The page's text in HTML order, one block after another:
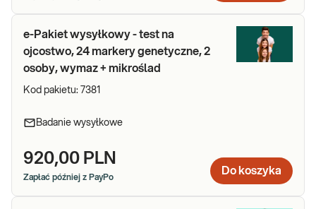
e-Pakiet wysyłkowy - test na
ojcostwo, 24 markery genetyczne, 2
osoby, wymaz + mikroślad
Kod pakietu: 7381
Badanie wysyłkowe
920,00 PLN
Zapłać później z PayPo
Do koszyka